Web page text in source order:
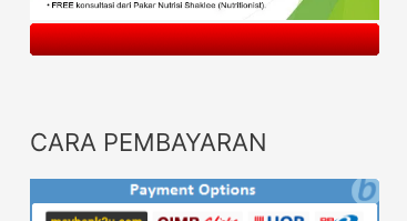
CARA PEMBAYARAN